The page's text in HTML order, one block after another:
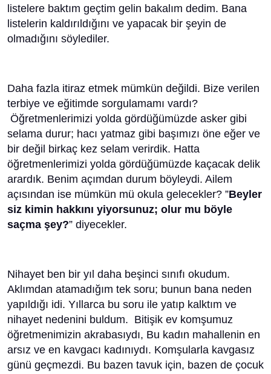
listelere baktım geçtim gelin bakalım dedim. Bana
listelerin kaldırıldığını ve yapacak bir şeyin de
olmadığını söylediler.
Daha fazla itiraz etmek mümkün değildi. Bize verilen
terbiye ve eğitimde sorgulamamı vardı?
Öğretmenlerimizi yolda gördüğümüzde asker gibi
selama durur; hacı yatmaz gibi başımızı öne eğer ve
bir değil birkaç kez selam verirdik. Hatta
öğretmenlerimizi yolda gördüğümüzde kaçacak delik
arardık. Benim açımdan durum böyleydi. Ailem
açısından ise mümkün mü okula gelecekler? ”Beyler
siz kimin hakkını yiyorsunuz; olur mu böyle
saçma şey?” diyecekler.
Nihayet ben bir yıl daha beşinci sınıfı okudum.
Aklımdan atamadığım tek soru; bunun bana neden
yapıldığı idi. Yıllarca bu soru ile yatıp kalktım ve
nihayet nedenini buldum. Bitişik ev komşumuz
öğretmenimizin akrabasıydı, Bu kadın mahallenin en
arsız ve en kavgacı kadınıydı. Komşularla kavgasız
günü geçmezdi. Bu bazen tavuk için, bazen de çocuk